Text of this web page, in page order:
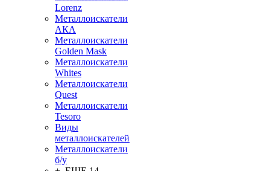
Lorenz
Металлоискатели
АКА
Металлоискатели
Golden Mask
Металлоискатели
Whites
Металлоискатели
Quest
Металлоискатели
Tesoro
Виды
металлоискателей
Металлоискатели
б/у